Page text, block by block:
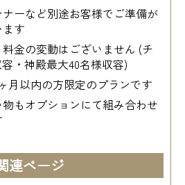
ーなど別途お客様でご準備が
す
金の変動はございません (チ
・神殿最大40名様収容)
月以内の方限定のプランです
もオプションにて組み合わせ
連ページ